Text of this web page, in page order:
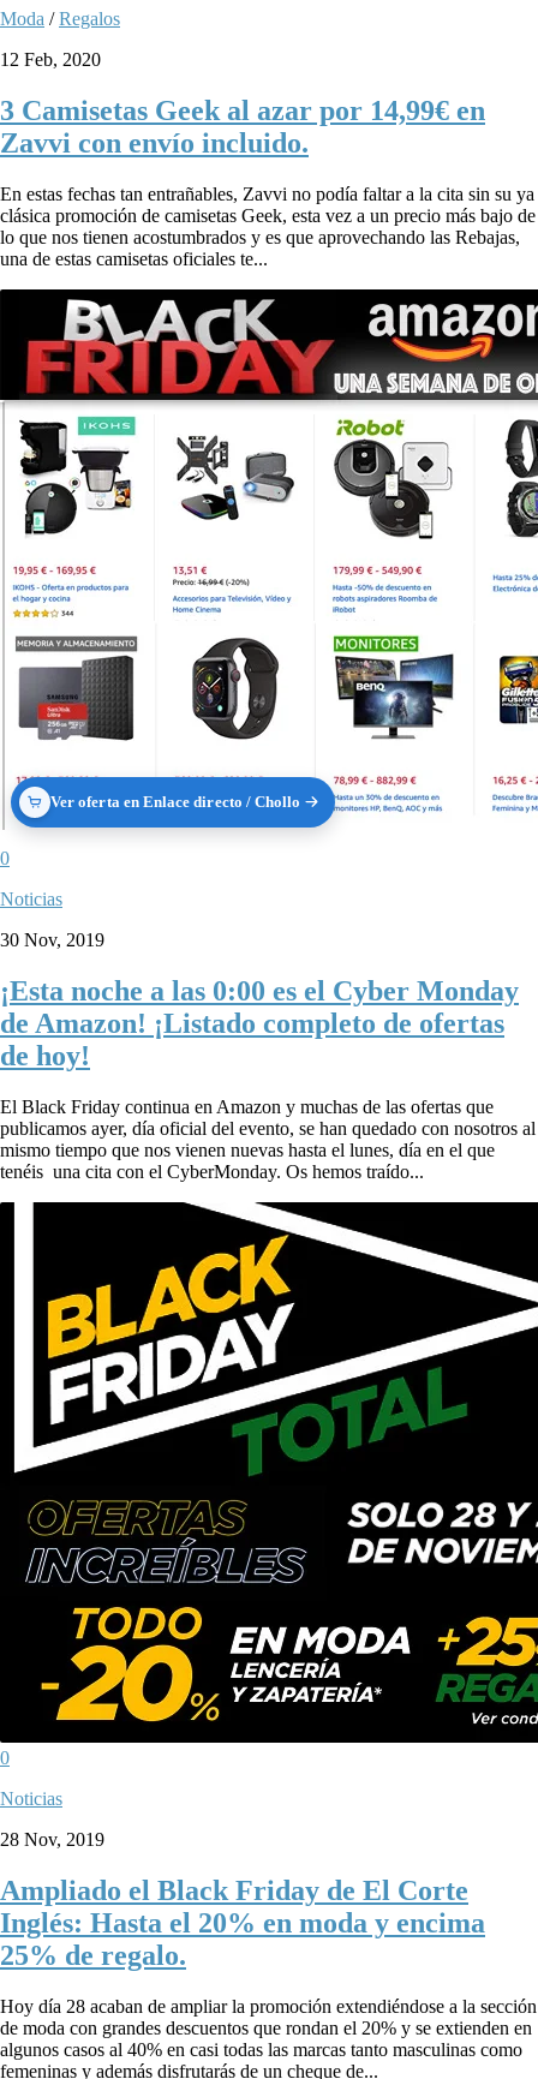
Moda /Regalos
12 Feb, 2020
3 Camisetas Geek al azar por 14,99€ en
Zavvi con envío incluido.
En estas fechas tan entrañables, Zavvi no podía faltar a la cita sin su ya
clásica promoción de camisetas Geek, esta vez a un precio más bajo de
lo que nos tienen acostumbrados y es que aprovechando las Rebajas,
una de estas camisetas oficiales te...
Ver oferta en Enlace directo / Chollo
0
Noticias
30 Nov, 2019
¡Esta noche a las 0:00 es el Cyber Monday
de Amazon! ¡Listado completo de ofertas
de hoy!
El Black Friday continua en Amazon y muchas de las ofertas que
publicamos ayer, día oficial del evento, se han quedado con nosotros al
mismo tiempo que nos vienen nuevas hasta el lunes, día en el que
tenéis una cita con el CyberMonday. Os hemos traído...
0
Noticias
28 Nov, 2019
Ampliado el Black Friday de El Corte
Inglés: Hasta el 20% en moda y encima
25% de regalo.
Hoy día 28 acaban de ampliar la promoción extendiéndose a la sección
de moda con grandes descuentos que rondan el 20% y se extienden en
algunos casos al 40% en casi todas las marcas tanto masculinas como
femeninas y además disfrutarás de un cheque de...